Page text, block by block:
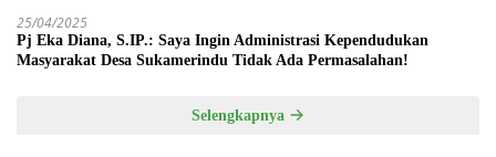
25/04/2025
Pj Eka Diana, S.IP.: Saya Ingin Administrasi Kependudukan
Masyarakat Desa Sukamerindu Tidak Ada Permasalahan!
Selengkapnya